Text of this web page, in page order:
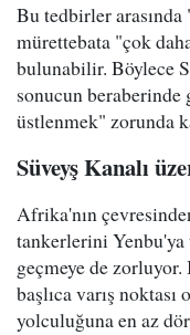
Bu tedbirler
mürettebata "çok
bulunabilir. Böylece
sonucun
üstlenmek" zorunda
Süveyş Kanalı
Afrika'nın
tankerlerini Yenbu'ya
geçmeye de
başlıca varış
yolculuğuna en az